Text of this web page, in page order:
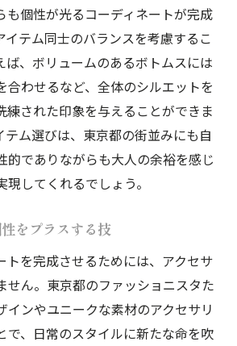
のための個性的コーデがもたら
引く大人のコーディネート
入れつつも自分らしさを大事に
インで日常を特別に
力を引き出すファッションの秘
性を映し出すファッション
スタイルを輝かせる個性的コー
された印象を与えるコツ
ムで揃えるワードローブ
も個性が光るコーディネートが完成
イテム同士のバランスを考慮するこ
ば、ボリュームのあるボトムスには
合わせるなど、全体のシルエットを
練された印象を与えることができま
テム選びは、東京都の街並みにも自
的でありながらも大人の余裕を感じ
してくれるでしょう。
をプラスする技
トを完成させるためには、アクセサ
せん。東京都のファッショニスタた
インやユニークな素材のアクセサリ
で、日常のスタイルに新たな命を吹